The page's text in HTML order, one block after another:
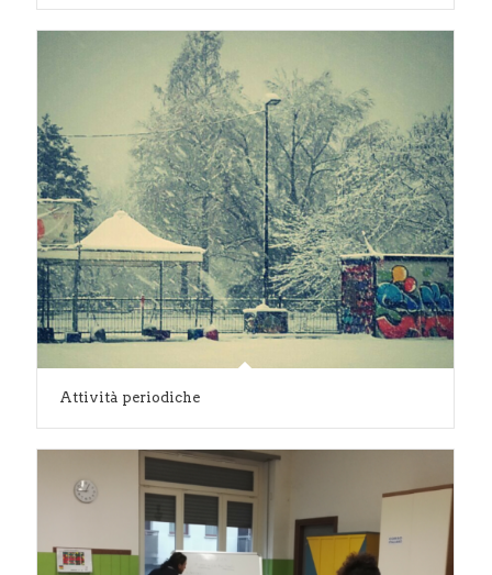
Attività periodiche